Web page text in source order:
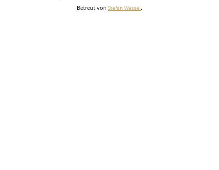
Betreut von Stefan Wessel.